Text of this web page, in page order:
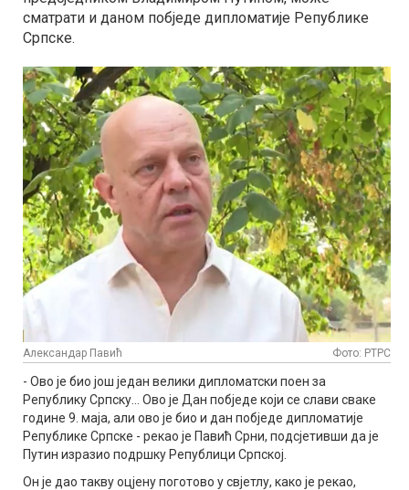
сматрати и даном побједе дипломатије Републике
Српске.
Александар Павић Фото: РТРС
- Ово је био још један велики дипломатски поен за
Републику Српску... Ово је Дан побједе који се слави сваке
године 9. маја, али ово је био и дан побједе дипломатије
Републике Српске - рекао је Павић Срни, подсјетивши да је
Путин изразио подршку Републици Српској.
Он је дао такву оцјену поготово у свјетлу, како је рекао,